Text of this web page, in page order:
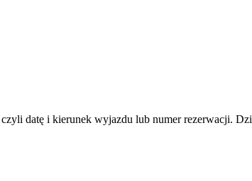
datę i kierunek wyjazdu lub numer rezerwacji.